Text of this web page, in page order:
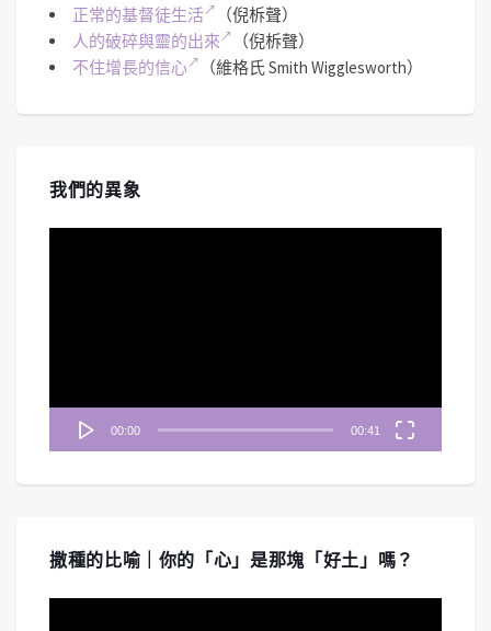
正常的基督徒生活
（倪柝聲）
人的破碎與靈的出來
（倪柝聲）
不住增長的信心
（維格氏 Smith Wigglesworth）
我們的異象
00:00 00:41
撒種的比喻｜你的「心」是那塊「好土」嗎？